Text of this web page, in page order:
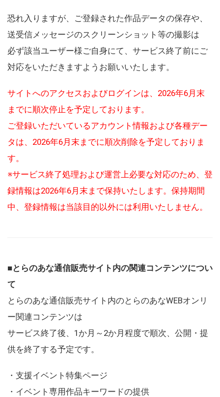
恐れ入りますが、ご登録された作品データの保存や、
送受信メッセージのスクリーンショット等の撮影は
必ず該当ユーザー様ご自身にて、サービス終了前にご
対応をいただきますようお願いいたします。
サイトへのアクセスおよびログインは、2026年6月末
までに順次停止を予定しております。
ご登録いただいているアカウント情報および各種デー
タは、2026年6月末までに順次削除を予定しておりま
す。
※サービス終了処理および運営上必要な対応のため、登
録情報は2026年6月末まで保持いたします。保持期間
中、登録情報は当該目的以外には利用いたしません。
■とらのあな通信販売サイト内の関連コンテンツについ
て
とらのあな通信販売サイト内のとらのあなWEBオンリ
ー関連コンテンツは
サービス終了後、1か月～2か月程度で順次、公開・提
供を終了する予定です。
・支援イベント特集ページ
・イベント専用作品キーワードの提供